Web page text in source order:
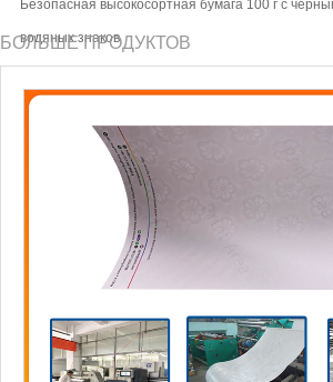
Безопасная высокосортная бумага 100 г с
водяных знаков
БОЛЬШЕ ПРОДУКТОВ